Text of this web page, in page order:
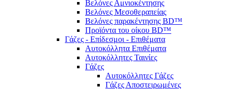
Βελόνες Αμνιοκέντησης
Βελόνες Μεσοθεραπείας
Βελόνες παρακέντησης BD™
Προϊόντα του οίκου BD™
Γάζες - Επίδεσμοι - Επιθέματα
Αυτοκόλλητα Επιθέματα
Αυτοκόλλητες Ταινίες
Γάζες
Αυτοκόλλητες Γάζες
Γάζες Αποστειρωμένες